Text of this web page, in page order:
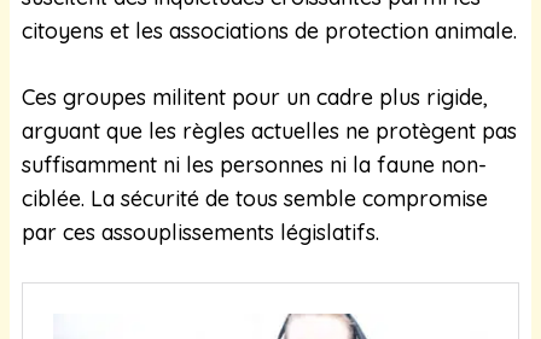
citoyens et les associations de protection animale.
Ces groupes militent pour un cadre plus rigide,
arguant que les règles actuelles ne protègent pas
suffisamment ni les personnes ni la faune non-
ciblée. La sécurité de tous semble compromise
par ces assouplissements législatifs.